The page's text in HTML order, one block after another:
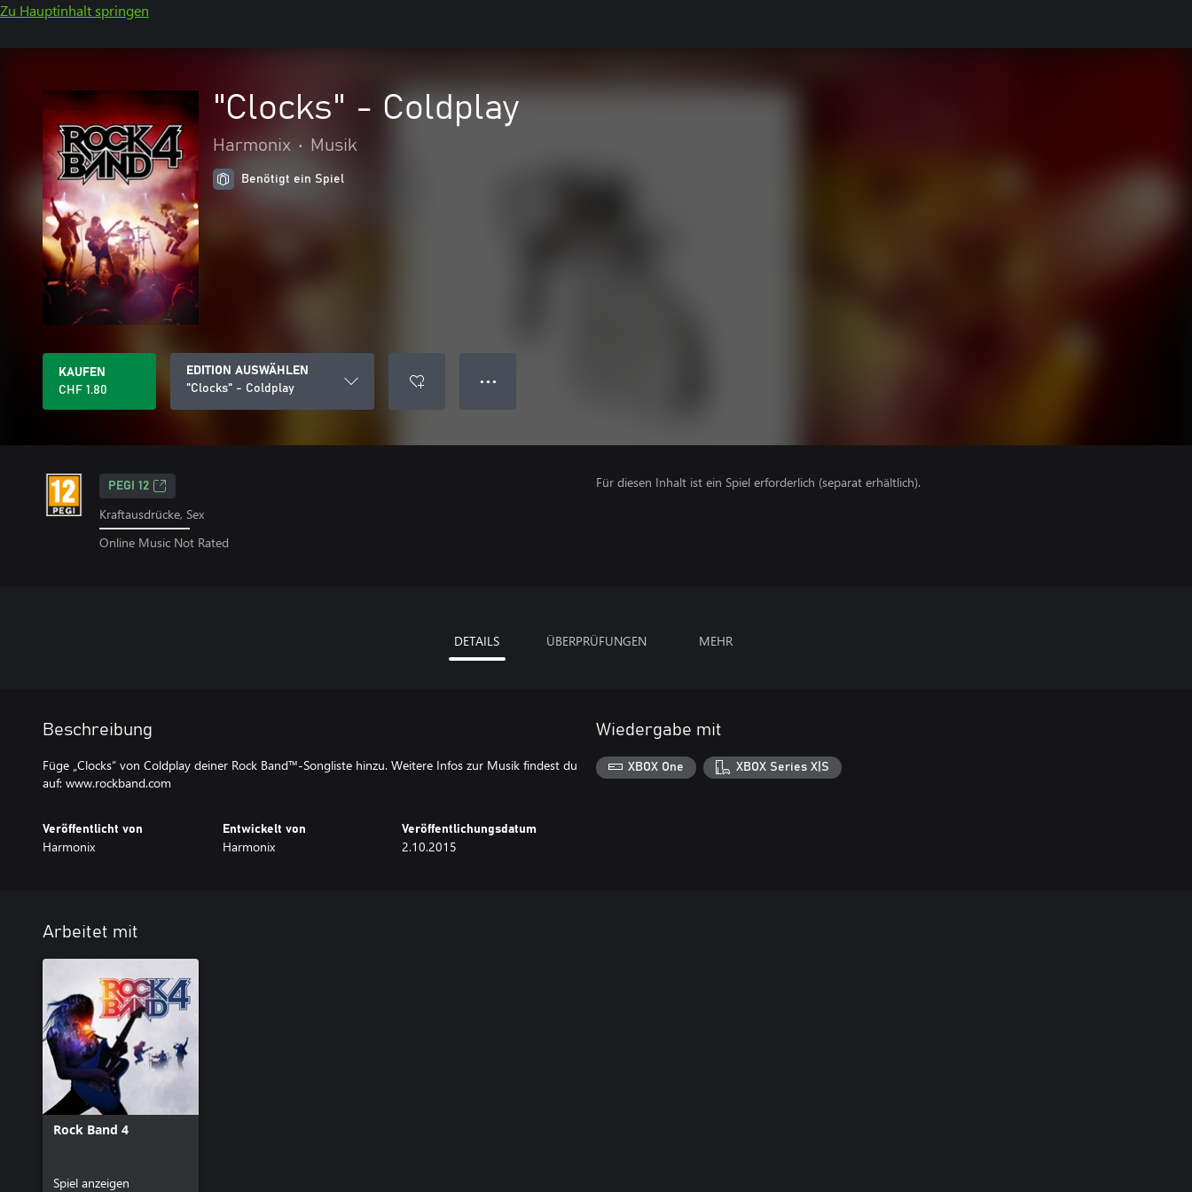
Zu Hauptinhalt springen
"Clocks" - Coldplay
Harmonix • Musik
Benötigt ein Spiel
KAUFEN
CHF 1.80
EDITION AUSWÄHLEN
"Clocks" - Coldplay
● ● ●
PEGI 12
Kraftausdrücke, Sex
Online Music Not Rated
Für diesen Inhalt ist ein Spiel erforderlich (separat erhältlich).
DETAILS ÜBERPRÜFUNGEN MEHR
Beschreibung
Füge „Clocks“ von Coldplay deiner Rock Band™-Songliste hinzu. Weitere Infos zur Musik findest du
auf: www.rockband.com
Veröffentlicht von
Harmonix
Entwickelt von
Harmonix
Veröffentlichungsdatum
2.10.2015
Wiedergabe mit
XBOX One XBOX Series X|S
Arbeitet mit
Rock Band 4
Spiel anzeigen